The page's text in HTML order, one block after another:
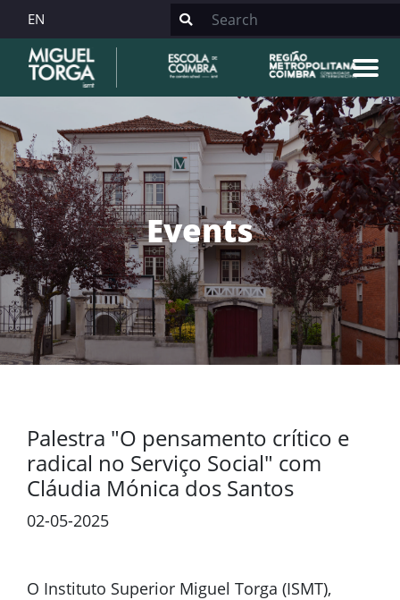
EN
Events
Palestra "O pensamento crítico e
radical no Serviço Social" com
Cláudia Mónica dos Santos
02-05-2025
O Instituto Superior Miguel Torga (ISMT),